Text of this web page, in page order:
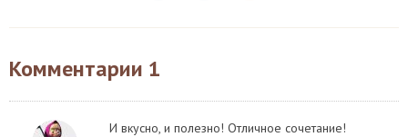
Комментарии 1
И вкусно, и полезно! Отличное сочетание!